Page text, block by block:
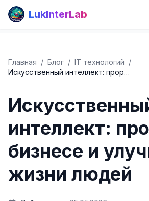
LukInterLab
Главная / Блог / IT технологий /
Искусственный интеллект: прор…
интеллект:
бизнесе и
жизни людей